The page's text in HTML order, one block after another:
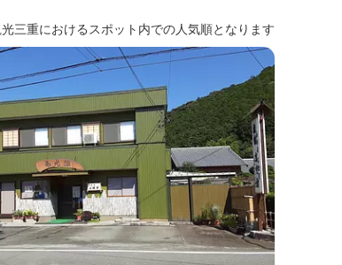
三重におけるスポット内での人気順となります